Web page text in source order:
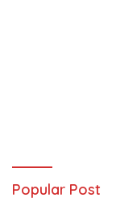
Popular Post